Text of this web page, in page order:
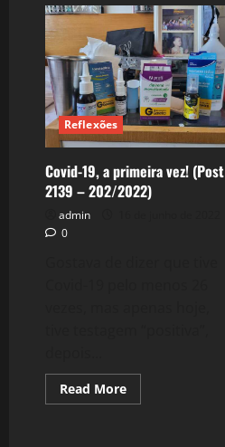
Reflexões
Covid-19, a primeira vez! (Post
2139 – 202/2022)
admin
0
Read MoreRead
more